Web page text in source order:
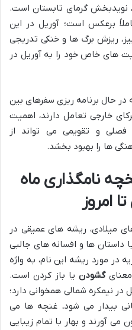
نویدبخش گرمای تابستان است.
برعکس است؛ آوریل در این
ریزش برگ ها و خنکی تدریجی
های خاص خود را به آوریل در
در حال برنامه ریزی سفرهای بین
خارجی تعامل دارند، اهمیت
و تقویمی می تواند از
ها را بهبود بخشد.
نامگذاری ماه
امروز
میلادی، ریشه های عمیقی در
داستان ها و افسانه های جالبی
در مورد ریشه این نام، به واژه
معنایگشودنیا باز کردن است.
در نیمکره شمالی همخوانی دارد؛
بیدار می شود، غنچه ها می
می آورند و بهار با تمام زیبایی